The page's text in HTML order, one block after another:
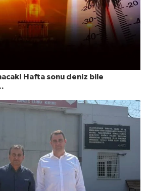
Hafta sonu deniz bile